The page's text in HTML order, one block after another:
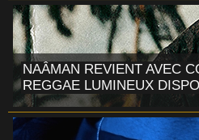
NAÂMAN REVIENT AVEC
REGGAE LUMINEUX